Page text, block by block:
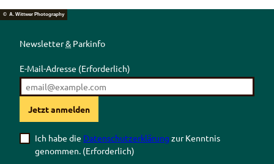
© A. Wittwer Photography
Newsletter& Parkinfo
E-Mail-Adresse (Erforderlich)
Jetzt anmelden
Ich habe die Datenschutzerklärung zur Kenntnis
genommen. (Erforderlich)